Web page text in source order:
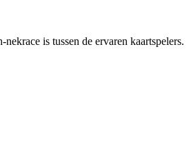
is tussen de ervaren kaartspelers.